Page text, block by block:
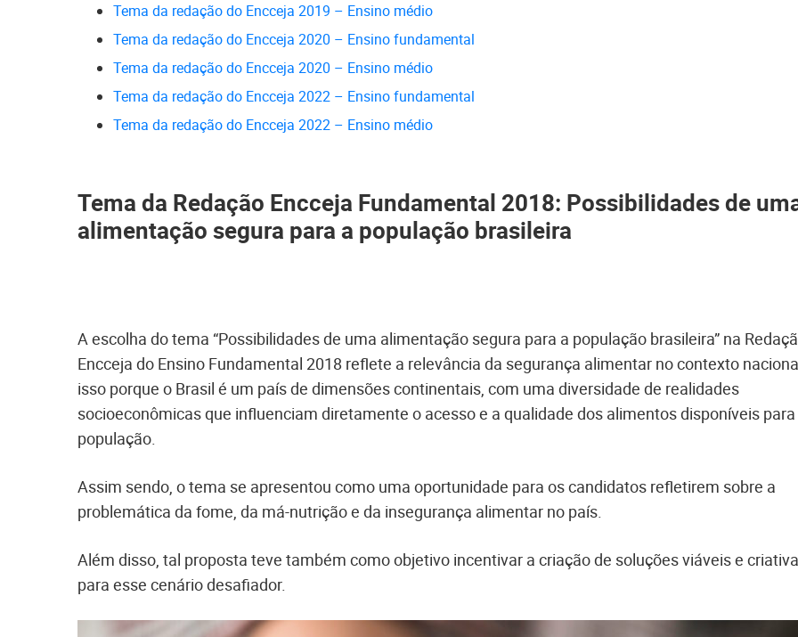
Tema da redação do Encceja 2019 – Ensino médio
Tema da redação do Encceja 2020 – Ensino fundamental
Tema da redação do Encceja 2020 – Ensino médio
Tema da redação do Encceja 2022 – Ensino fundamental
Tema da redação do Encceja 2022 – Ensino médio
Tema da Redação Encceja Fundamental 2018: Possibilidades de
alimentação segura para a população brasileira
A escolha do tema “Possibilidades de uma alimentação segura para a população brasileira” na
Encceja do Ensino Fundamental 2018 reflete a relevância da segurança alimentar no contexto
isso porque o Brasil é um país de dimensões continentais, com uma diversidade de realidades
socioeconômicas que influenciam diretamente o acesso e a qualidade dos alimentos disponíveis
população.
Assim sendo, o tema se apresentou como uma oportunidade para os candidatos refletirem sobre a
problemática da fome, da má-nutrição e da insegurança alimentar no país.
Além disso, tal proposta teve também como objetivo incentivar a criação de soluções viáveis e
para esse cenário desafiador.